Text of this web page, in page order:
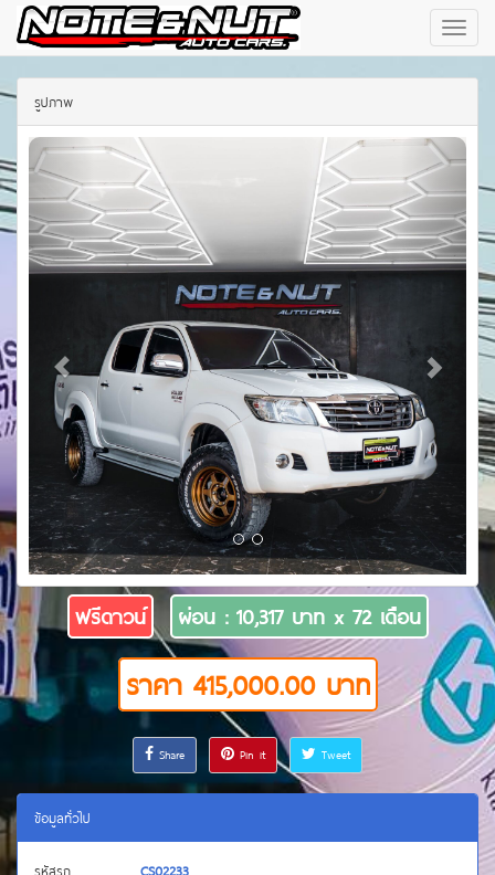
Prosoft
Car
รูปภาพ
ฟรีดาวน์ ผ่อน : 10,317 บาท x 72 เดือน
ราคา 415,000.00 บาท
Share Pin it Tweet
ข้อมูลทั่วไป
รหัสรถ
CS02233